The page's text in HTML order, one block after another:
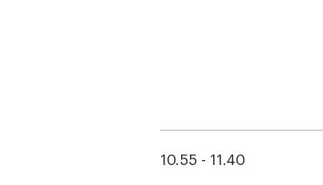
10.55 - 11.40